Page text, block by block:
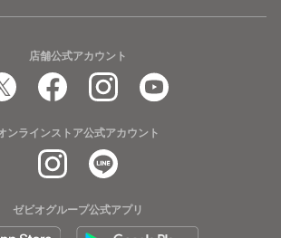
店舗公式アカウント
ンラインストア公式アカウント
ゼビオグループ公式アプリ